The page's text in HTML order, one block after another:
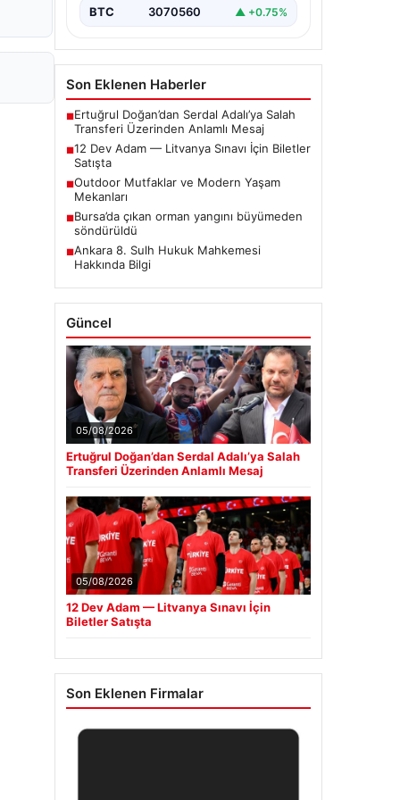
BTC 3070560 ▲ +0.75%
Son Eklenen Haberler
■Ertuğrul Doğan’dan Serdal Adalı’ya Salah
Transferi Üzerinden Anlamlı Mesaj
■12 Dev Adam — Litvanya Sınavı İçin Biletler
Satışta
■Outdoor Mutfaklar ve Modern Yaşam
Mekanları
■Bursa’da çıkan orman yangını büyümeden
söndürüldü
■Ankara 8. Sulh Hukuk Mahkemesi
Hakkında Bilgi
Güncel
05/08/2026
Ertuğrul Doğan’dan Serdal Adalı’ya Salah
Transferi Üzerinden Anlamlı Mesaj
05/08/2026
12 Dev Adam — Litvanya Sınavı İçin
Biletler Satışta
Son Eklenen Firmalar